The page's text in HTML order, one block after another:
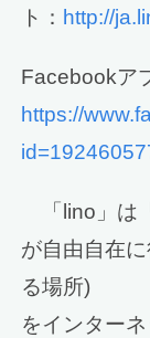
ト： http://
Facebookア
https://
「lino」は
が自由自在
る場所)
をインター